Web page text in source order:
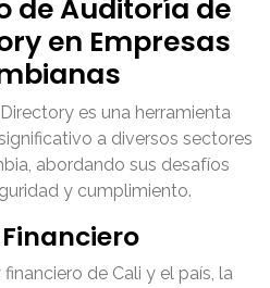
de Auditoría de
en Empresas
es una herramienta
a diversos sectores
abordando sus desafíos
y cumplimiento.
de Cali y el país, la